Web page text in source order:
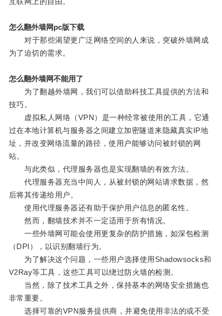
怎么翻外墙网pc版下载
对于那些渴望更广泛网络空间的人来说，突破外墙网成
为了迫切的需求。
怎么翻外墙网不能用了
为了翻越外墙网，我们可以借助科技工具提供的方法和
技巧。
虚拟私人网络（VPN）是一种经常被使用的工具，它通
过在本地计算机与服务器之间建立加密隧道来隐藏真实IP地
址，并改变网络流量的路径，使用户能够访问被封锁的网
站。
与此类似，代理服务器也是实现翻墙的有效方法。
代理服务器充当中间人，从被封锁的网站请求数据，然
后将其传递给用户。
使用代理服务器还有助于保护用户信息的匿名性。
然而，翻墙技术并不一定适用于所有情况。
一些外墙网可能会使用更复杂的防护措施，如深包检测
（DPI），以识别翻墙行为。
为了解决这个问题，一些用户选择使用Shadowsocks和
V2Ray等工具，这些工具可以绕过防火墙的检测。
当然，除了技术工具之外，保持基本的网络安全措施也
非常重要。
选择可靠的VPN服务提供商，并避免使用非法的或不受